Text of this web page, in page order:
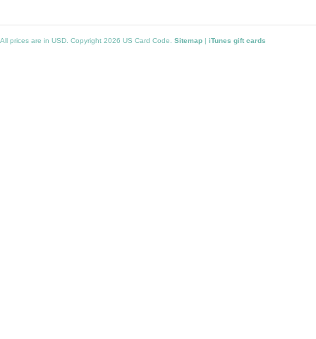
All prices are in USD . Copyright 2026 US Card Code. Sitemap | iTunes gift cards